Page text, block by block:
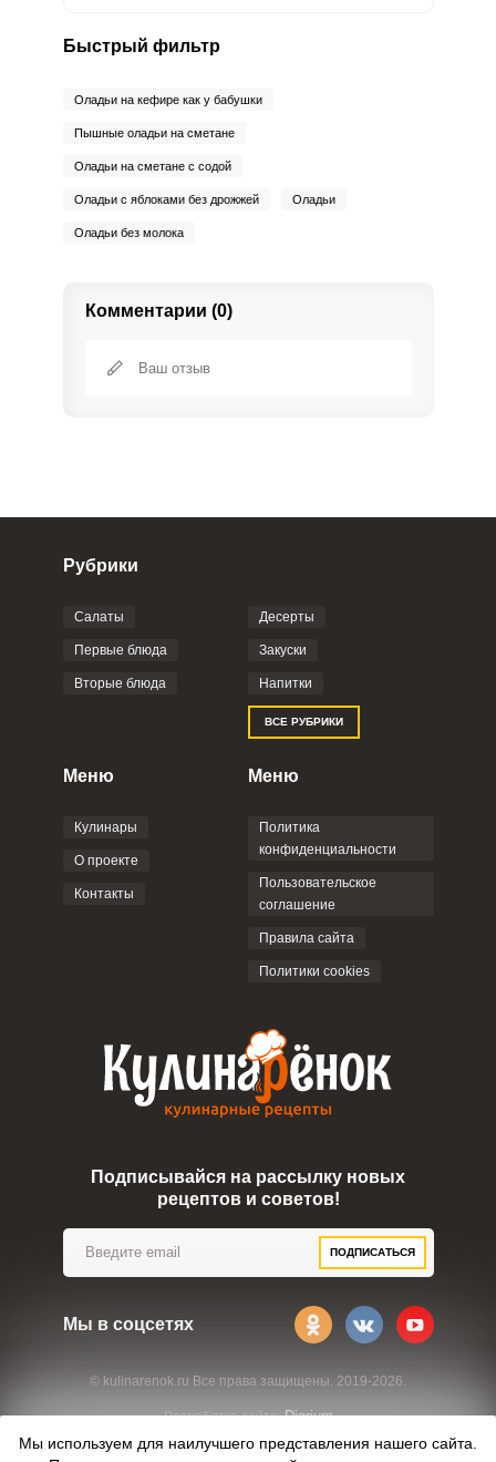
Быстрый фильтр
Оладьи на кефире как у бабушки
Пышные оладьи на сметане
Оладьи на сметане с содой
Оладьи с яблоками без дрожжей Оладьи
Оладьи без молока
Комментарии (0)
Фото до 4 шт, до 5 mb
Отправляя эту форму, вы соглашаетесь с
Политикой
Пользовательским
соглашением
© kulinarenok.ru Все права защищены. 2019-2026.
Разработка сайта:Digrium
Рубрики
Салаты
Первые блюда
Вторые блюда
Десерты
Закуски
Напитки
ВСЕ РУБРИКИ
Меню
Кулинары
О проекте
Контакты
Меню
Политика
конфиденциальности
Пользовательское
соглашение
Правила сайта
Политики cookies
Подписывайся на рассылку новых
рецептов и советов!
ПОДПИСАТЬСЯ
Мы в соцсетях
Мы используем для наилучшего представления нашего сайта.